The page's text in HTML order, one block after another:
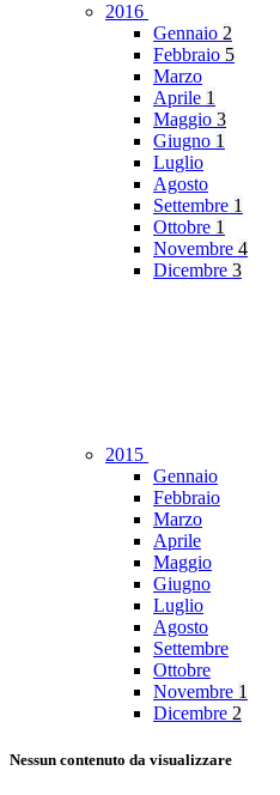
2016
Gennaio 2
Febbraio 5
Marzo
Aprile 1
Maggio 3
Giugno 1
Luglio
Agosto
Settembre 1
Ottobre 1
Novembre 4
Dicembre 3
2015
Gennaio
Febbraio
Marzo
Aprile
Maggio
Giugno
Luglio
Agosto
Settembre
Ottobre
Novembre 1
Dicembre 2
Nessun contenuto da visualizzare